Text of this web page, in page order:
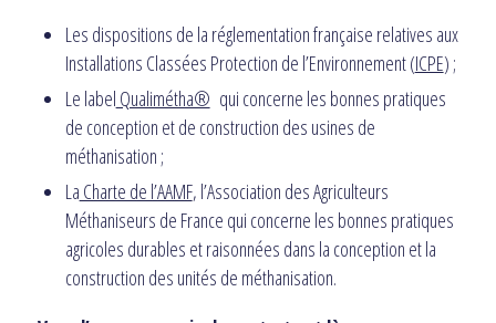
Les dispositions de la réglementation française relatives aux
Installations Classées Protection de l’Environnement (ICPE) ;
Le label Qualimétha® qui concerne les bonnes pratiques
de conception et de construction des usines de
méthanisation ;
La Charte de l’AAMF, l’Association des Agriculteurs
Méthaniseurs de France qui concerne les bonnes pratiques
agricoles durables et raisonnées dans la conception et la
construction des unités de méthanisation.